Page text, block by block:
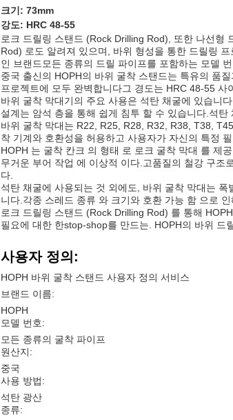
크기: 73mm
강도: HRC 48-55
로크 드릴링 스탠드 (Rock Drilling Rod), 또한 나선형
Rod) 로도 알려져 있으며, 바위 형성을 통한 드릴링
인 브랜드모든 종류의 드릴 파이프를 포함하는 모델
중국 출신의 HOPH의 바위 굴착 스탠드는 특유의 품
프로젝트에 모두 완벽합니다그 경도는 HRC 48-55
바위 굴착 막대기의 주요 사용은 석탄 채굴에 있습니
설계는 암석 층을 통해 쉽게 침투 할 수 있습니다.석
바위 굴착 막대는 R22, R25, R28, R32, R38, T38,
착 기계와 호환성을 허용하고 사용자가 자신의 특정
HOPH 는 굴착 칸크 의 형태 로 로크 굴착 막대 를 제
무거운 부어 작업 에 이상적 이다.고품질의 철강 구조
다.
석탄 채굴에 사용되는 것 외에도, 바위 굴착 막대는
니다.각종 스레드 종류 와 크기와 호환 가능 함 으로
로크 드릴링 스탠드 (Rock Drilling Rod) 를 통해
필요에 대한 한stop-shop를 만드는. HOPH의 바위 드
사용자 정의:
HOPH 바위 굴착 스탠드 사용자 정의 서비스
브랜드 이름:
HOPH
모델 번호:
모든 종류의 굴착 파이프
원산지:
중국
사용 방법:
석탄 광산
종류: